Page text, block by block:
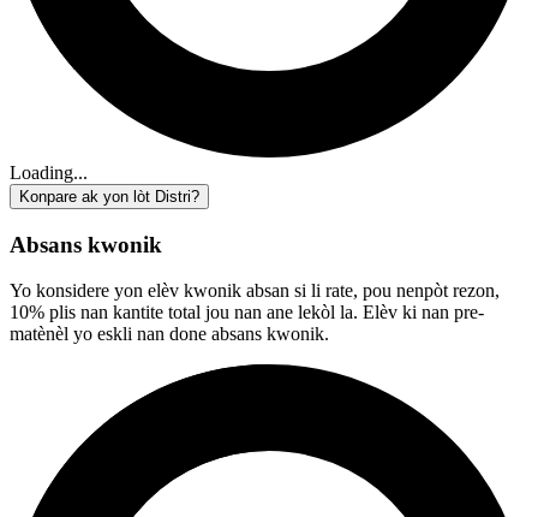
Loading...
Konpare ak yon lòt Distri?
Absans kwonik
Yo konsidere yon elèv kwonik absan si li rate, pou nenpòt rezon,
10% plis nan kantite total jou nan ane lekòl la. Elèv ki nan pre-
matènèl yo eskli nan done absans kwonik.